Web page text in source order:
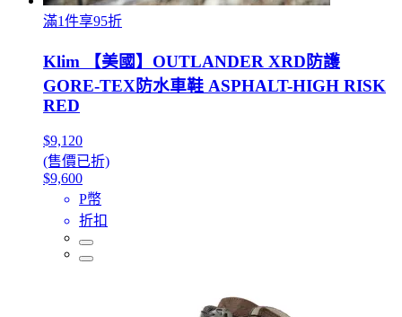
滿1件享95折
Klim 【美國】OUTLANDER XRD防護
GORE-TEX防水車鞋 ASPHALT-HIGH RISK
RED
$9,120
(售價已折)
$9,600
P幣
折扣